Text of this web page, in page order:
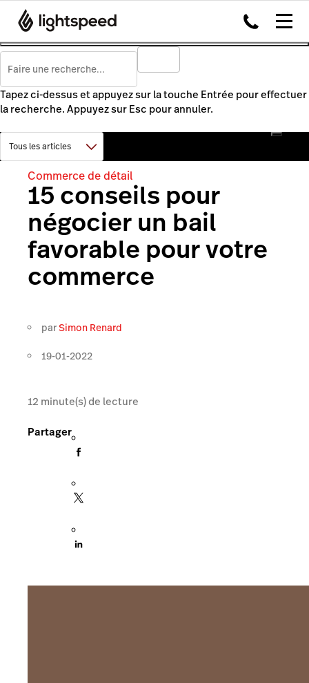
Tapez ci-dessus et appuyez sur la touche Entrée pour effectuer
la recherche. Appuyez sur Esc pour annuler.
Commerce de détail
15 conseils pour
négocier un bail
favorable pour votre
commerce
parSimon Renard
19-01-2022
12 minute(s) de lecture
Partager